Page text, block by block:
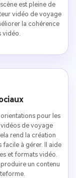
est pleine de
vidéo de voyage
la cohérence
vidéo.
pour les
de voyage
rend la création
à gérer. Il aide
et formats vidéo.
un contenu